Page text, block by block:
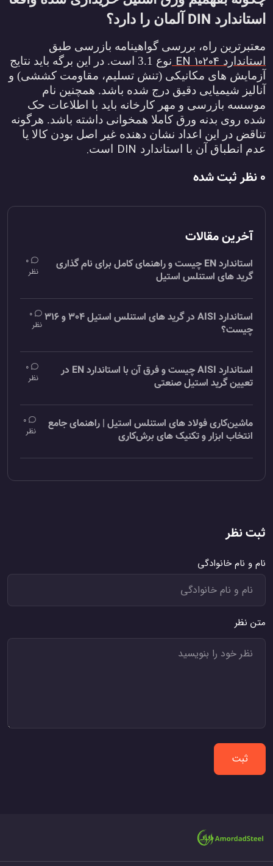
DINآلمان را دارد؟
راه، بررسی گواهینامه بازرسی طبق
EN 10204
نوع 3.1 است. در این برگه باید نتایج
های مکانیکی (تنش تسلیم، مقاومت کششی) و
شیمیایی دقیق درج شده باشد. همچنین نام
بازرسی و مهر کارخانه باید با اطلاعات حک
روی بدنه ورق کاملا همخوانی داشته باشد. هرگونه
در این اعداد نشان دهنده غیر اصل بودن کالا یا
انطباق آن با استانداردDINاست.
آخرین مقالات
استاندارد EN چیست و راهنمای کامل برای نام گذاری
گرید های استنلس استیل
0
نظر
استاندارد AISI در گرید های استنلس استیل 304 و 316
چیست؟
0
نظر
استاندارد AISI چیست و فرق آن با استاندارد EN در
تعیین گرید استیل صنعتی
0
نظر
ماشین‌کاری فولاد های استنلس استیل | راهنمای جامع
انتخاب ابزار و تکنیک ‌های برش‌کاری
0
نظر
نظر
و نام خانوادگی
نظر
ثبت